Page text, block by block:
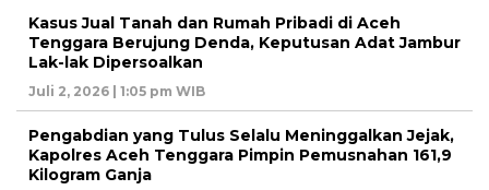
Kasus Jual Tanah dan Rumah Pribadi di Aceh
Tenggara Berujung Denda, Keputusan Adat Jambur
Lak-lak Dipersoalkan
Juli 2, 2026 | 1:05 pm WIB
Pengabdian yang Tulus Selalu Meninggalkan Jejak,
Kapolres Aceh Tenggara Pimpin Pemusnahan 161,9
Kilogram Ganja